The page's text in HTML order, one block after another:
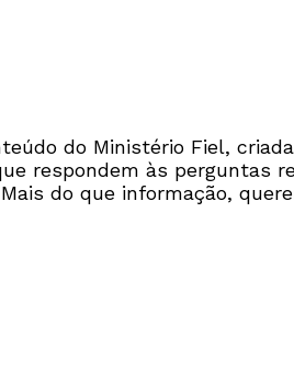
do Ministério Fiel,
respondem às perguntas
do que informação,